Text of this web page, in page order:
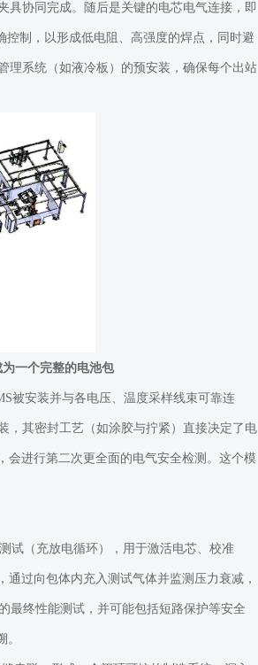
具协同完成。随后是关键的电芯电气连接，即
控制，以形成低电阻、高强度的焊点，同时避
理系统（如液冷板）的预安装，确保每个出站
一个完整的电池包
被安装并与各电压、温度采样线束可靠连
，其密封工艺（如涂胶与拧紧）直接决定了电
会进行第二次更全面的电气安全检测。这个模
试（充放电循环），用于激活电芯、校准
过向包体内充入测试气体并监测压力衰减，
最终性能测试，并可能包括短路保护等安全